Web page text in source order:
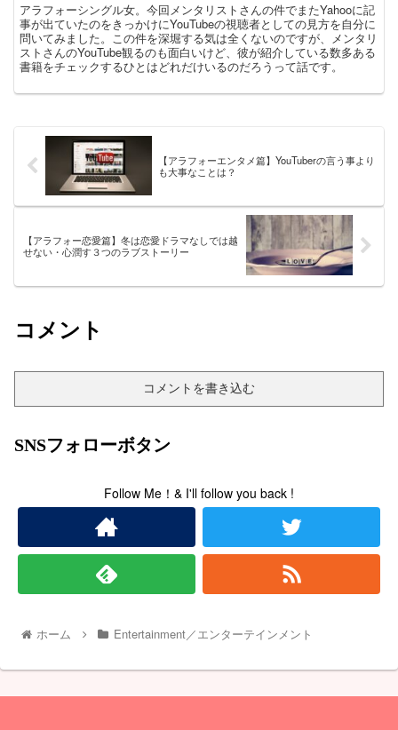
アラフォーシングル女。今回メンタリストさんの件でまたYahooに記
事が出ていたのをきっかけにYouTubeの視聴者としての見方を自分に
問いてみました。この件を深堀する気は全くないのですが、メンタリ
ストさんのYouTube観るのも面白いけど、彼が紹介している数多ある
書籍をチェックするひとはどれだけいるのだろうって話です。
【アラフォーエンタメ篇】YouTuberの言う事より
も大事なことは？
【アラフォー恋愛篇】冬は恋愛ドラマなしでは越
せない・心潤す３つのラブストーリー
コメント
コメントを書き込む
SNSフォローボタン
Follow Me！& I'll follow you back !
ホーム Entertainment／エンターテインメント